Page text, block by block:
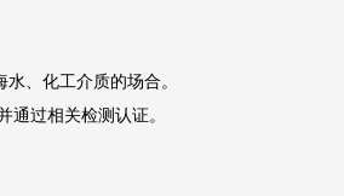
、化工介质的场合。
过相关检测认证。